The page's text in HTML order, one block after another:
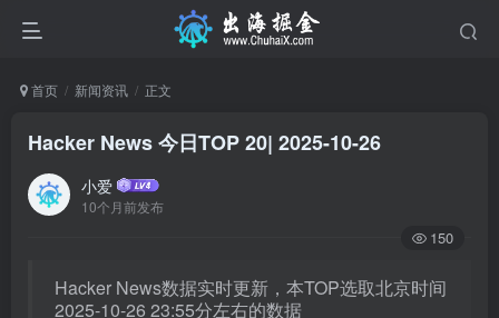
首页 新闻资讯 正文
Hacker News 今日TOP 20| 2025-10-26
小爱
10个月前发布
150
Hacker News数据实时更新，本TOP选取北京时间
2025-10-26 23:55分左右的数据